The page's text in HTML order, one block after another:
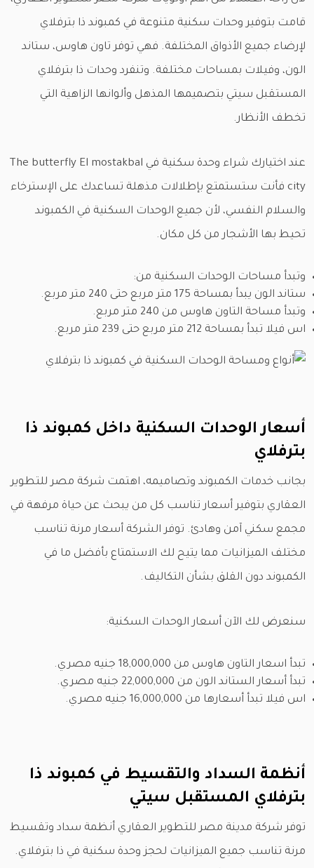
قامت بتوفير وحدات سكنية متنوعة في كمبوند ذا بترفلاي
لإرضاء جميع الأذواق المختلفة. فهي توفر تاون هاوس، ستاند
الون، وفيلات بمساحات مختلفة. وتنفرد وحدات ذا بترفلاي
المستقبل سيتي بتصميمها المذهل وألوانها الزاهية التي
تخطف الأنظار.
عند اختيارك شراء وحدة سكنية في The butterfly El mostakbal
city فأنت ستستمتع بإطلالات مذهلة تساعدك على الإسترخاء
والسلام النفسي، لأن جميع الوحدات السكنية في الكمبوند
تحيط بها الأشجار من كل مكان.
وتبدأ مساحات الوحدات السكنية من:
ستاند الون يبدأ بمساحة 175 متر مربع حتى 240 متر مربع.
وتبدأ مساحة التاون هاوس من 240 متر مربع.
اس فيلا تبدأ بمساحة 212 متر مربع حتى 239 متر مربع.
أسعار الوحدات السكنية داخل كمبوند ذا
بترفلاي
بجانب خدمات الكمبوند وتصاميمه، اهتمت شركة مصر للتطوير
العقاري بتوفير أسعار تناسب كل من يبحث عن حياة مرفهة في
مجمع سكني آمن وهادئ. توفر الشركة أسعار مرنة تناسب
مختلف الميزانيات مما يتيح لك الاستمتاع بأفضل ما في
الكمبوند دون القلق بشأن التكاليف.
سنعرض لك الآن أسعار الوحدات السكنية:
تبدأ اسعار التاون هاوس من 18,000,000 جنيه مصري.
تبدأ أسعار الستاند الون من 22,000,000 جنيه مصري.
اس فيلا تبدأ أسعارها من 16,000,000 جنيه مصري.
أنظمة السداد والتقسيط في كمبوند ذا
بترفلاي المستقبل سيتي
توفر شركة مدينة مصر للتطوير العقاري أنظمة سداد وتقسيط
مرنة تناسب جميع الميزانيات لحجز وحدة سكنية في ذا بترفلاي.